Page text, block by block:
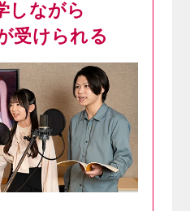
しながら
受けられる